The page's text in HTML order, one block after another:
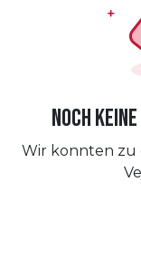
Noch
Wir konnten zu